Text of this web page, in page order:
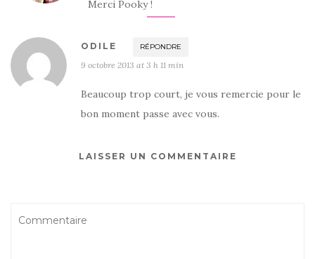
Merci Pooky !
ODILE RÉPONDRE
9 octobre 2013 at 3 h 11 min
Beaucoup trop court, je vous remercie pour le
bon moment passe avec vous.
LAISSER UN COMMENTAIRE